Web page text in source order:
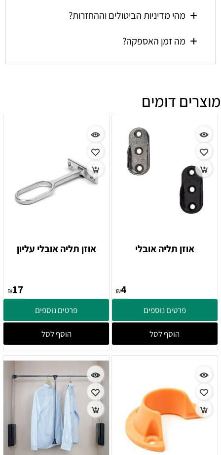
מהי מדיניות הביטולים וההחזרות?
מה זמן האספקה?
מוצרים דומים
אוזן תליה אובלי
₪4
פרטים נוספים
הוסף לסל
אוזן תליה אובלי עליון
₪17
פרטים נוספים
הוסף לסל